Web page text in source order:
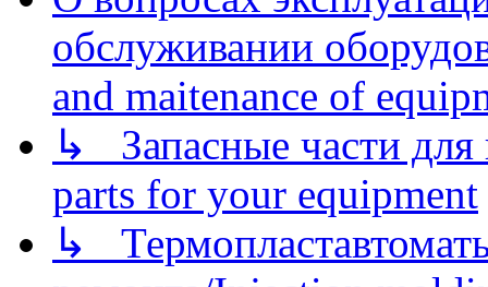
обслуживании
and maitenance of
↳ Запасные части для
parts for your equipment
↳